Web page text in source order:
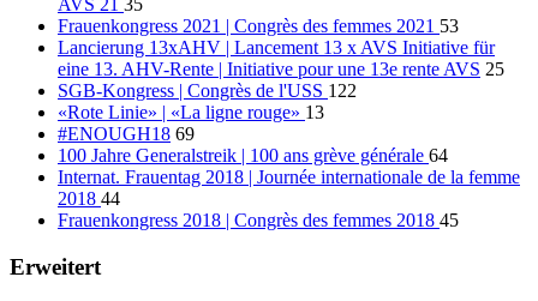
AVS 21 35
Frauenkongress 2021 | Congrès des femmes 2021 53
Lancierung 13xAHV | Lancement 13 x AVS Initiative für
eine 13. AHV-Rente | Initiative pour une 13e rente AVS 25
SGB-Kongress | Congrès de l'USS 122
«Rote Linie» | «La ligne rouge» 13
#ENOUGH18 69
100 Jahre Generalstreik | 100 ans grève générale 64
Internat. Frauentag 2018 | Journée internationale de la femme
2018 44
Frauenkongress 2018 | Congrès des femmes 2018 45
Erweitert